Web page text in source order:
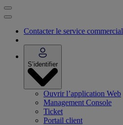
Contacter le service commercial
S’identifier
Ouvrir l’application Web
Management Console
Ticket
Portail client